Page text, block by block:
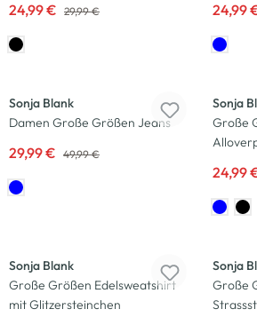
24,99 € 29,99 € 24,99
Sonja Blank
Damen Große Größen Jeans
29,99 € 49,99 €
Sonja
Große
24,99
Sonja Blank
Große Größen Edelsweatshirt
mit Glitzersteinchen
Sonja
Große